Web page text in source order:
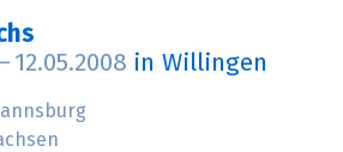
– 12.05.2008 in Willingen